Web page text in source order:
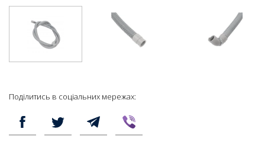
Поділитись в соціальних мережах: